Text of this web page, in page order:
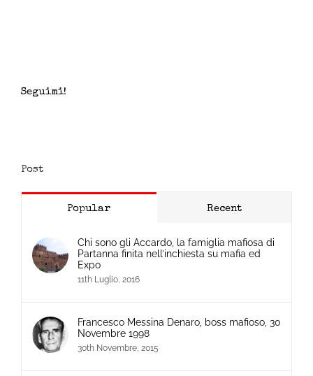
Seguimi!
Post
Popular Recent
Chi sono gli Accardo, la famiglia mafiosa di
Partanna finita nell’inchiesta su mafia ed
Expo
11th Luglio, 2016
Francesco Messina Denaro, boss mafioso, 30
Novembre 1998
30th Novembre, 2015